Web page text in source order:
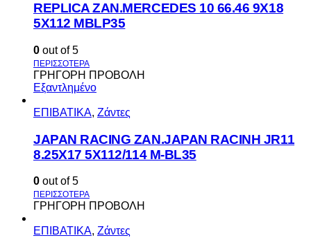
REPLICA ZAN.MERCEDES 10 66.46 9X18
5X112 MBLP35
0 out of 5
ΓΡΗΓΟΡΗ ΠΡΟΒΟΛΗ
Εξαντλημένο
ΕΠΙΒΑΤΙΚΑ, Ζάντες
JAPAN RACING ZAN.JAPAN RACINH JR11
8.25X17 5X112/114 M-BL35
0 out of 5
ΓΡΗΓΟΡΗ ΠΡΟΒΟΛΗ
ΕΠΙΒΑΤΙΚΑ, Ζάντες